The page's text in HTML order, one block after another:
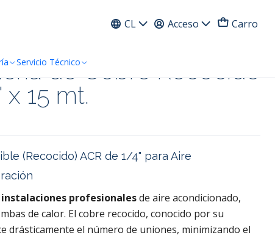
CL Acceso Carro
Servicio Técnicode Cobre Recocido
15 mt.
(Recocido) ACR de 1/4" para Aire
instalaciones profesionalesde aire acondicionado,
de calor. El cobre recocido, conocido por su
drásticamente el número de uniones, minimizando el